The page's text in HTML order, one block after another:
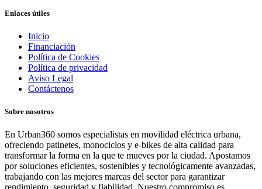
Enlaces útiles
Inicio
Financiación
Política de Cookies
Política de privacidad
Aviso Legal
Contáctenos
Sobre nosotros
En Urban360 somos especialistas en movilidad eléctrica urbana,
ofreciendo patinetes, monociclos y e-bikes de alta calidad para
transformar la forma en la que te mueves por la ciudad. Apostamos
por soluciones eficientes, sostenibles y tecnológicamente avanzadas,
trabajando con las mejores marcas del sector para garantizar